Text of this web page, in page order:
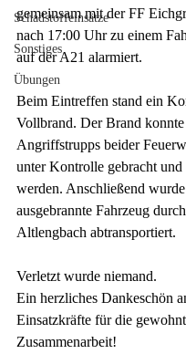
Schadstoffeinsätze
Sonstiges
Übungen
gemeinsam mit der FF
nach 17:00 Uhr zu einem
auf der A21 alarmiert.
Beim Eintreffen stand ein
Vollbrand. Der Brand
Angriffstrupps beider
unter Kontrolle gebracht und
werden. Anschließend
ausgebrannte Fahrzeug
Altlengbach abtransportiert.
Verletzt wurde niemand.
Ein herzliches Dankeschön
Einsatzkräfte für die
Zusammenarbeit!